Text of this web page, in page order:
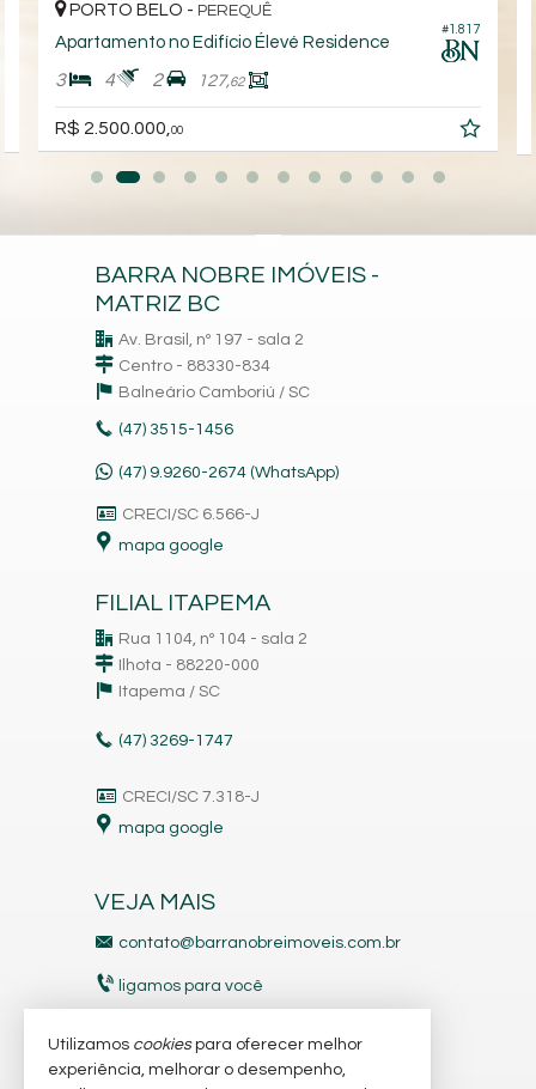
#1.817
PORTO BELO - PEREQUÊ
Apartamento no Edifício Élevé Residence
3 4 2 127,62
R$ 2.500.000,00
BARRA NOBRE IMÓVEIS -
MATRIZ BC
Av. Brasil, nº 197 - sala 2
Centro - 88330-834
Balneário Camboriú / SC
(47) 3515-1456
(47) 9.9260-2674 (WhatsApp)
CRECI/SC 6.566-J
mapa google
FILIAL ITAPEMA
Rua 1104, nº 104 - sala 2
Ilhota - 88220-000
Itapema / SC
(47) 3269-1747
CRECI/SC 7.318-J
mapa google
VEJA MAIS
contato@barranobreimoveis.com.br
ligamos para você
Utilizamos cookiespara oferecer melhor
experiência, melhorar o desempenho,